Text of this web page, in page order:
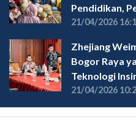
Pendidikan,
21/04/2026
Zhejiang
Bogor Raya
Teknologi
21/04/2026